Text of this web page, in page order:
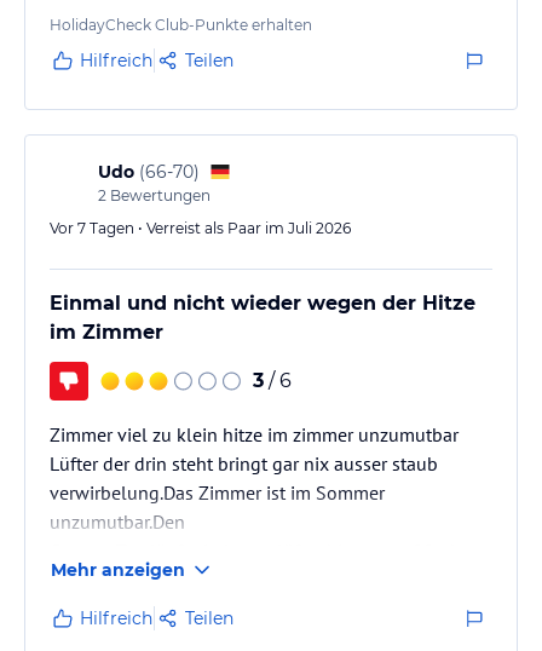
HolidayCheck Club-Punkte erhalten
Hilfreich Teilen
Udo (66-70)
2 Bewertungen
Vor 7 Tagen • Verreist als Paar im Juli 2026
Einmal und nicht wieder wegen der Hitze
im Zimmer
3 / 6
Zimmer viel zu klein hitze im zimmer unzumutbar
Lüfter der drin steht bringt gar nix ausser staub
verwirbelung.Das Zimmer ist im Sommer
unzumutbar.Den
dann ist ruhe bis morgens 7 uhr.Personal sehr
freundlich,Essen ausser Preis Top und alles sehr sehr
sauber .rundum
Mehr anzeigen
Hilfreich Teilen